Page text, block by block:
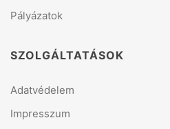
Pályázatok
SZOLGÁLTATÁSOK
Adatvédelem
Impresszum